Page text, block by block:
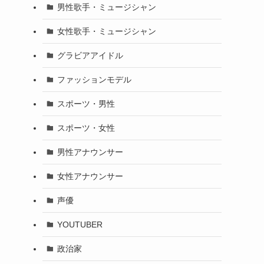
男性歌手・ミュージシャン
女性歌手・ミュージシャン
グラビアアイドル
ファッションモデル
スポーツ・男性
スポーツ・女性
男性アナウンサー
女性アナウンサー
声優
YOUTUBER
政治家